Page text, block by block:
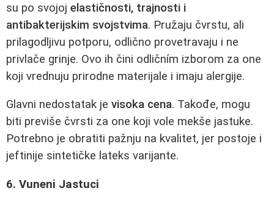
su po svojoj elastičnosti, trajnosti i
antibakterijskim svojstvima. Pružaju čvrstu, ali
prilagodljivu potporu, odlično provetravaju i ne
privlače grinje. Ovo ih čini odličním izborom za one
koji vrednuju prirodne materijale i imaju alergije.
Glavni nedostatak je visoka cena. Takođe, mogu
biti previše čvrsti za one koji vole mekše jastuke.
Potrebno je obratiti pažnju na kvalitet, jer postoje i
jeftinije sintetičke lateks varijante.
6. Vuneni Jastuci